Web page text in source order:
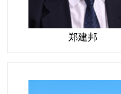
郑建邦